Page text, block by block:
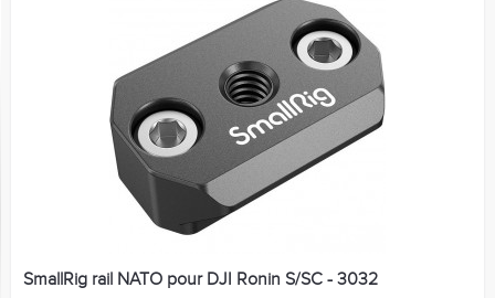
SmallRig rail NATO pour DJI Ronin S/SC - 3032